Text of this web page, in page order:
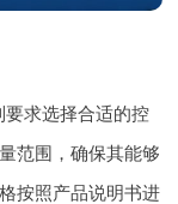
求选择合适的控
范围，确保其能够
按照产品说明书进